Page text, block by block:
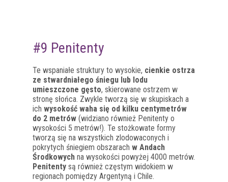
#9 Penitenty
Te wspaniałe struktury to wysokie, cienkie ostrza
ze stwardniałego śniegu lub lodu
umieszczone gęsto, skierowane ostrzem w
stronę słońca. Zwykle tworzą się w skupiskach a
ich wysokość waha się od kilku centymetrów
do 2 metrów (widziano również Penitenty o
wysokości 5 metrów!). Te stożkowate formy
tworzą się na wszystkich zlodowaconych i
pokrytych śniegiem obszarach w Andach
Środkowych na wysokości powyżej 4000 metrów.
Penitenty są również częstym widokiem w
regionach pomiędzy Argentyną i Chile.